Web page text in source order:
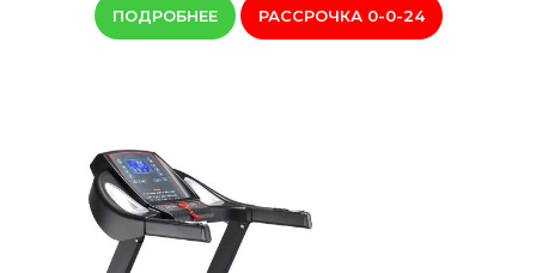
ПОДРОБНЕЕ РАССРОЧКА 0-0-24